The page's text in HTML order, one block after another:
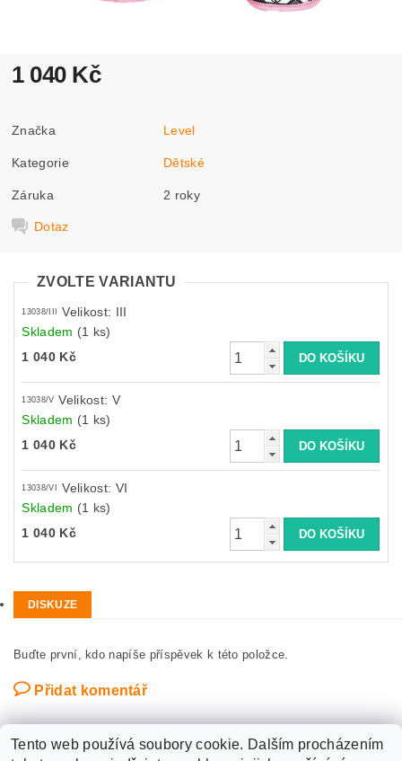
1 040 Kč
Značka Level
Kategorie Dětské
Záruka 2 roky
Dotaz
ZVOLTE VARIANTU
13038/III
Velikost: III
Skladem (1 ks)
1 040 Kč
13038/V Velikost: V
Skladem (1 ks)
1 040 Kč
13038/VI
Velikost: VI
Skladem (1 ks)
1 040 Kč
DISKUZE
Buďte první, kdo napíše příspěvek k této položce.
Přidat komentář
Tento web používá soubory cookie. Dalším procházením